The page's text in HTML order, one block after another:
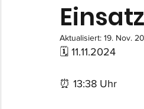
Aktualisiert: 19. Nov.
🗓 11.11.2024
⏰ 13:38 Uhr